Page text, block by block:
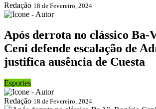
Redação 18 de Fevereiro, 2024
Após derrota no clássico Ba-
Ceni defende escalação de
justifica ausência de Cuesta
Esportes
Redação 18 de Fevereiro, 2024